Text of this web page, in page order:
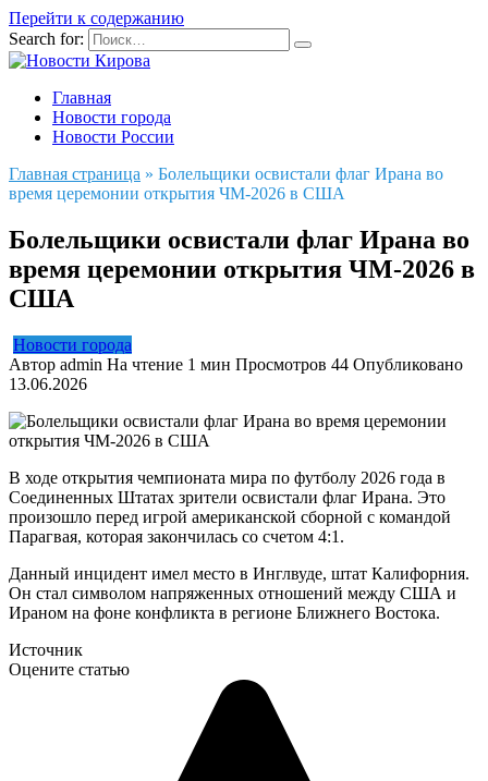
Перейти к содержанию
Search for:
Главная
Новости города
Новости России
Главная страница » Болельщики освистали флаг Ирана во
время церемонии открытия ЧМ-2026 в США
Болельщики освистали флаг Ирана во
время церемонии открытия ЧМ-2026 в
США
Новости города
Автор admin На чтение 1 мин Просмотров 44 Опубликовано
13.06.2026
В ходе открытия чемпионата мира по футболу 2026 года в
Соединенных Штатах зрители освистали флаг Ирана. Это
произошло перед игрой американской сборной с командой
Парагвая, которая закончилась со счетом 4:1.
Данный инцидент имел место в Инглвуде, штат Калифорния.
Он стал символом напряженных отношений между США и
Ираном на фоне конфликта в регионе Ближнего Востока.
Источник
Оцените статью